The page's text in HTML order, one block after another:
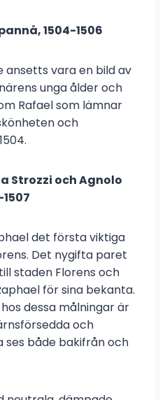
1504-1506
ansetts vara en bild av
unga ålder och
Rafael som lämnar
och
Strozzi och Agnolo
det första viktiga
Det nygifta paret
staden Florens och
för sina bekanta.
dessa målningar är
och
både bakifrån och